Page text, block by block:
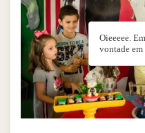
Oieeeee.
vontade em